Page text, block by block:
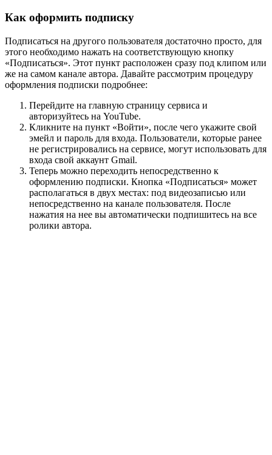
Как оформить подписку
Подписаться на другого пользователя достаточно просто, для
этого необходимо нажать на соответствующую кнопку
«Подписаться». Этот пункт расположен сразу под клипом или
же на самом канале автора. Давайте рассмотрим процедуру
оформления подписки подробнее:
Перейдите на главную страницу сервиса и
авторизуйтесь на YouTube.
Кликните на пункт «Войти», после чего укажите свой
эмейл и пароль для входа. Пользователи, которые ранее
не регистрировались на сервисе, могут использовать для
входа свой аккаунт Gmail.
Теперь можно переходить непосредственно к
оформлению подписки. Кнопка «Подписаться» может
располагаться в двух местах: под видеозаписью или
непосредственно на канале пользователя. После
нажатия на нее вы автоматически подпишитесь на все
ролики автора.